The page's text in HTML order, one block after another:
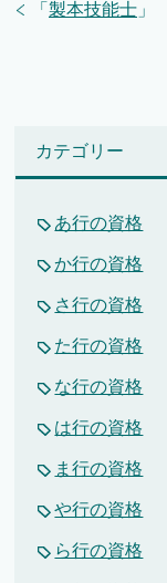
「 製本技能士 」
カテゴリー
あ行の資格
か行の資格
さ行の資格
た行の資格
な行の資格
は行の資格
ま行の資格
や行の資格
ら行の資格